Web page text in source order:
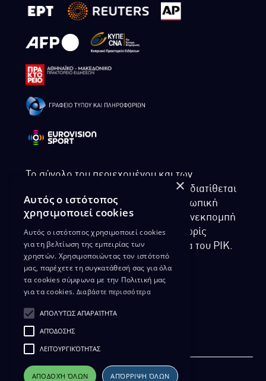
Το σύνολο του περιεχομένου και των
υπηρεσιών της ιστοσελίδας του ΡΙΚ διατίθεται
στους επισκέπτες αυστηρά για προσωπική
χρήση. Απαγορεύεται η χρήση ή επανεκπομπή
του, σε οποιοδήποτε μορφή, με ή χωρίς
επεξεργασία και χωρίς γραπτή άδεια του ΡΙΚ.
ΔΙΚΑΙΩΜΑ ΠΡΟΣΤΑΣΙΑΣ ΔΕΔΟΜΕΝΩΝ
ΔΙΑΘΕΣΗ ΑΡΧΕΙΑΚΟΥ ΥΛΙΚΟΥ
ΠΟΛΙΤΙΚΗ ΑΠΟΡΡΗΤΟΥ EUROVISION
×
Αυτός ο ιστότοπος
χρησιμοποιεί cookies
Αυτός ο ιστότοπος χρησιμοποιεί cookies
για τη βελτίωση της εμπειρίας των
χρηστών. Χρησιμοποιώντας τον ιστότοπό
μας, παρέχετε τη συγκατάθεσή σας για όλα
τα cookies σύμφωνα με την Πολιτική μας
για τα cookies. Διαβάστε περισσότερα
ΑΠΟΛΎΤΩΣ ΑΠΑΡΑΊΤΗΤΑ
ΑΠΌΔΟΣΗΣ
ΛΕΙΤΟΥΡΓΙΚΌΤΗΤΑΣ
ΑΠΟΔΟΧΉ ΌΛΩΝ ΑΠΌΡΡΙΨΗ ΌΛΩΝ